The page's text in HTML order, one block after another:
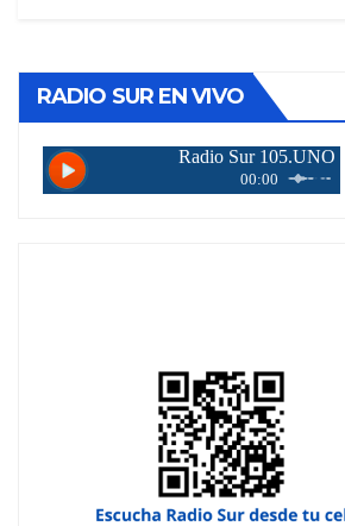
RADIO SUR EN VIVO